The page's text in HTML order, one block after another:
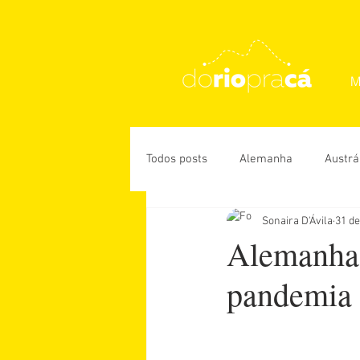
Todos posts Alemanha
Rio de Janeiro USA
Guiga Soares
pandemia
Sonaira D'Ávila 31